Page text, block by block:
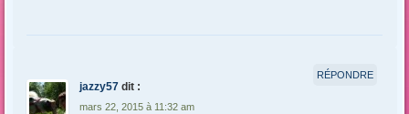
jazzy57 dit :
mars 22, 2015 à 11:32 am
RÉPONDRE